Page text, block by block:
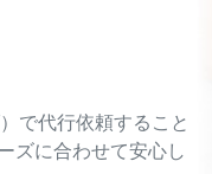
で代行依頼すること
ズに合わせて安心し